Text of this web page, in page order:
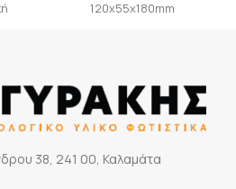
120x55x180mm
38, 241 00, Καλαμάτα